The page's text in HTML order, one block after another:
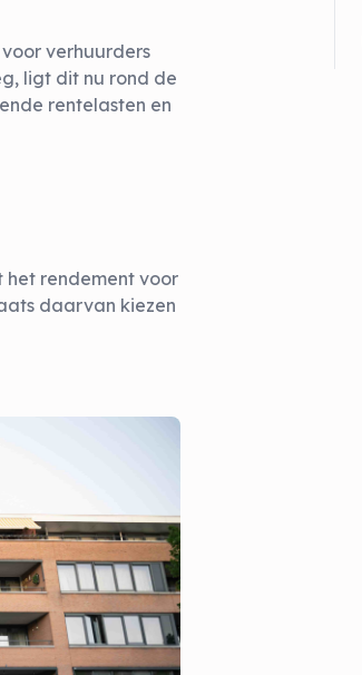
verhuurders
ligt dit nu rond de
rentelasten en
rendement voor
daarvan kiezen